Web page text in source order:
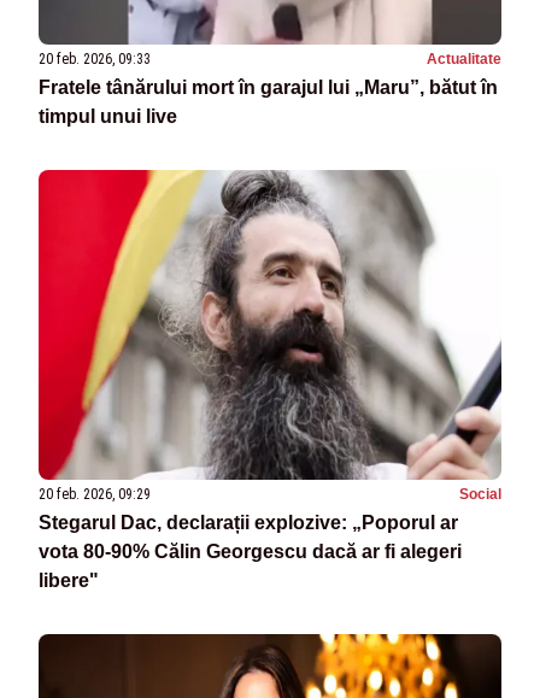
20 feb. 2026, 09:33 Actualitate
Fratele tânărului mort în garajul lui „Maru”, bătut în
timpul unui live
20 feb. 2026, 09:29 Social
Stegarul Dac, declarații explozive: „Poporul ar
vota 80-90% Călin Georgescu dacă ar fi alegeri
libere"